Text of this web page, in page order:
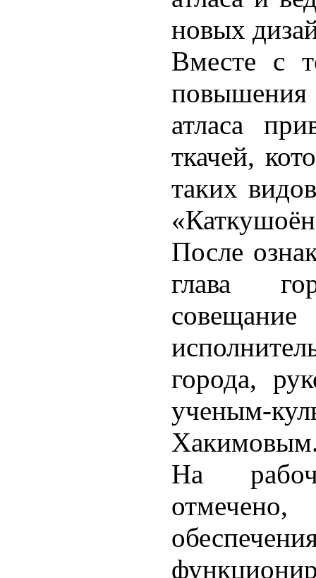
новых
Вместе с
атласа
ткачей,
таких
После
глава
города,
ученым-
На